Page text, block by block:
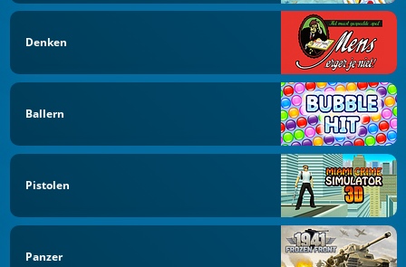
Denken
Ballern
Pistolen
Panzer